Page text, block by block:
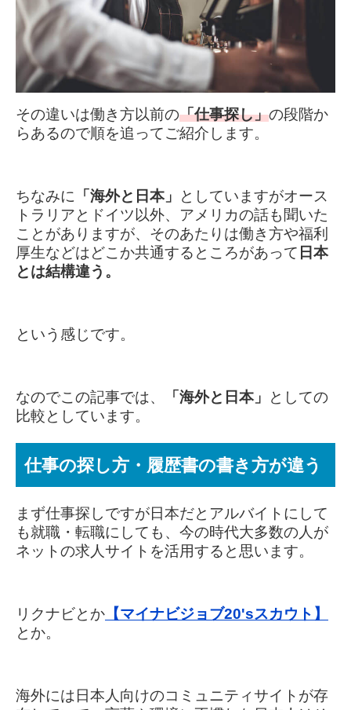
その違いは働き方以前の「仕事探し」の段階か
らあるので順を追ってご紹介します。
ちなみに 「海外と日本」
としていますがオース
トラリアとドイツ以外、アメリカの話も聞いた
ことがありますが、 そのあたりは働き方や福利
厚生などはどこか共通するところがあって 日本
とは結構違う。
という感じです。
なのでこの記事では、 「海外と日本」
としての
比較としています。
仕事の探し方・履歴書の書き方が違う
まず仕事探しですが 日本だとアルバイトにして
も就職・転職にしても、今の時代大多数の人が
ネットの求人サイトを活用すると思います。
リクナビとか 【マイナビジョブ20'sスカウト】
とか。
海外には日本人向けのコミュニティサイトが存